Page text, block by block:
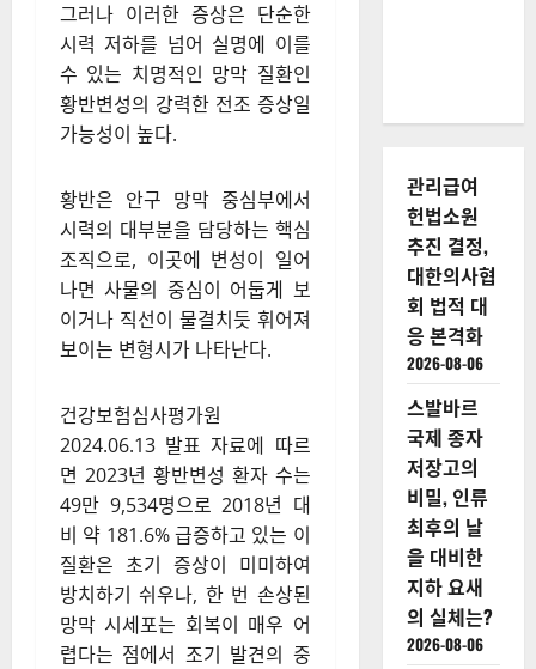
그러나 이러한 증상은 단순한
시력 저하를 넘어 실명에 이를
수 있는 치명적인 망막 질환인
황반변성의 강력한 전조 증상일
가능성이 높다.
황반은 안구 망막 중심부에서
시력의 대부분을 담당하는 핵심
조직으로, 이곳에 변성이 일어
나면 사물의 중심이 어둡게 보
이거나 직선이 물결치듯 휘어져
보이는 변형시가 나타난다.
건강보험심사평가원
2024.06.13 발표 자료에 따르
면 2023년 황반변성 환자 수는
49만 9,534명으로 2018년 대
비 약 181.6% 급증하고 있는 이
질환은 초기 증상이 미미하여
방치하기 쉬우나, 한 번 손상된
망막 시세포는 회복이 매우 어
렵다는 점에서 조기 발견의 중
관리급여
헌법소원
추진 결정,
대한의사협
회 법적 대
응 본격화
2026-08-06
스발바르
국제 종자
저장고의
비밀, 인류
최후의 날
을 대비한
지하 요새
의 실체는?
2026-08-06